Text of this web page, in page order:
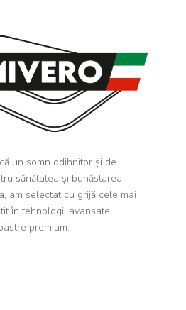
un somn odihnitor și de
sănătatea și bunăstarea
am selectat cu grijă cele mai
în tehnologii avansate
premium.